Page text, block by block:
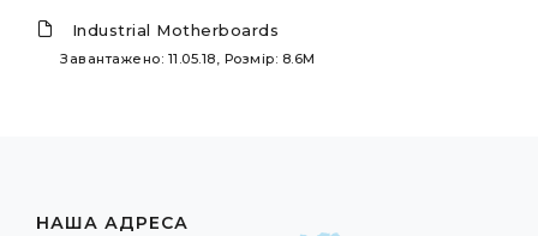
Industrial Motherboards
Завантажено: 11.05.18, Розмір: 8.6M
НАША АДРЕСА